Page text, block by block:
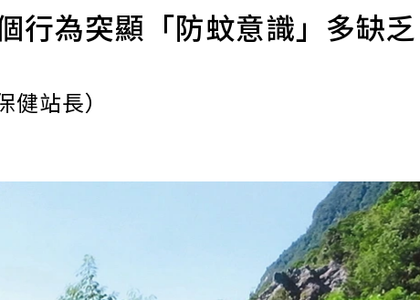
行為突顯「防蚊意識」多缺乏
站長）